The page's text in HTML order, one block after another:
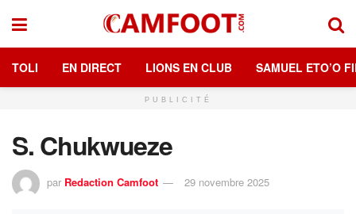
TOLI EN DIRECT LIONS EN CLUB SAMUEL ETO’O
PUBLICITÉ
S. Chukwueze
par Redaction Camfoot 29 novembre 2025